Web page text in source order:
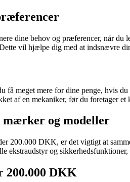
dine behov og præferencer, når
vil hjælpe dig med at indsnævre
få meget mere for dine penge, hvis
af en mekaniker, før du foretager et
mærker og modeller
200.000 DKK, er det vigtigt at
ekstraudstyr og
DKK